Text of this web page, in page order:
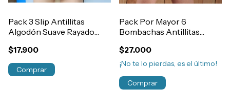
Pack 3 Slip Antillitas
Algodón Suave Rayado
Art.170
$17.900
Comprar
Pack Por Mayor 6
Bombachas Antillitas
Art.1300
$27.000
¡No te lo pierdas, es el último!
Comprar